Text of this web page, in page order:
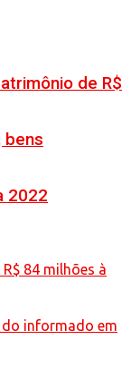
de R$
bens
2022